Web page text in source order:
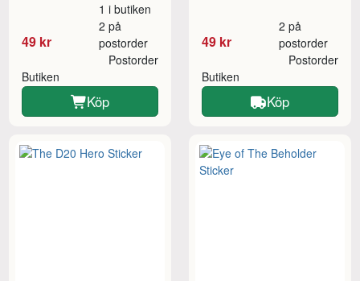
49 kr
1 i butiken
2 på
postorder
Butiken
Postorder
Köp
49 kr
2 på
postorder
Butiken
Postorder
Köp